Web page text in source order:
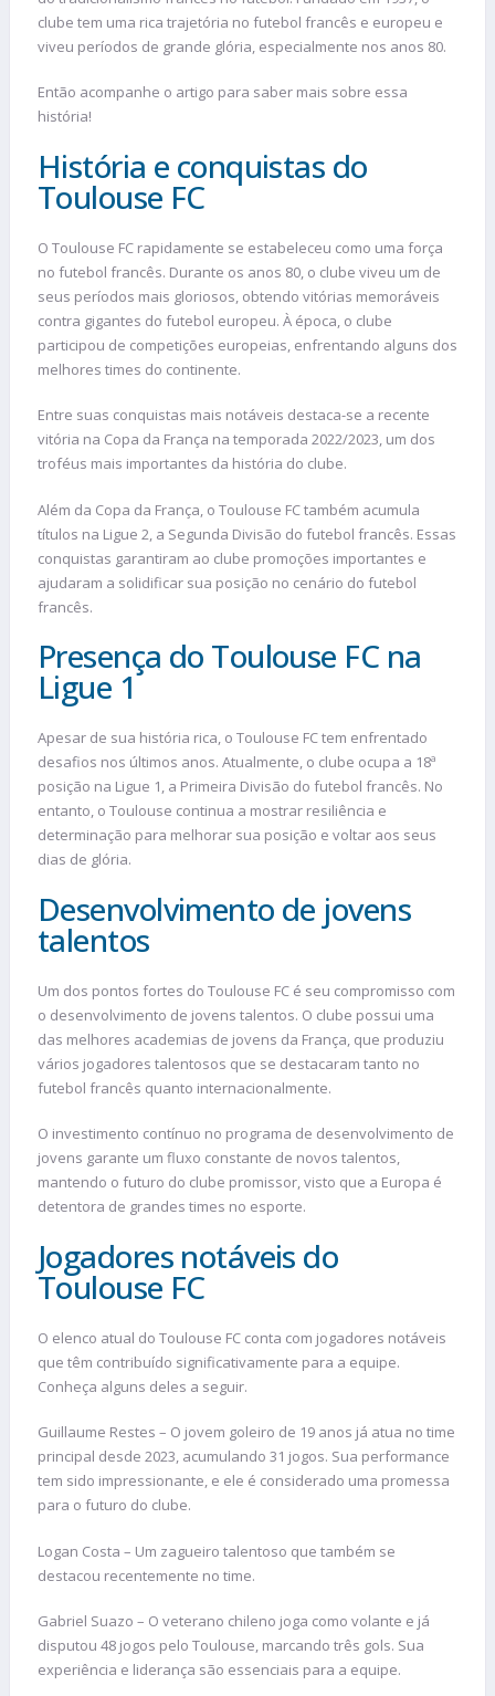
clube tem uma rica trajetória no futebol francês e europeu e
viveu períodos de grande glória, especialmente nos anos 80.
Então acompanhe o artigo para saber mais sobre essa
história!
História e conquistas do
Toulouse FC
O Toulouse FC rapidamente se estabeleceu como uma força
no futebol francês. Durante os anos 80, o clube viveu um de
seus períodos mais gloriosos, obtendo vitórias memoráveis
contra gigantes do futebol europeu. À época, o clube
participou de competições europeias, enfrentando alguns dos
melhores times do continente.
Entre suas conquistas mais notáveis destaca-se a recente
vitória na Copa da França na temporada 2022/2023, um dos
troféus mais importantes da história do clube.
Além da Copa da França, o Toulouse FC também acumula
títulos na Ligue 2, a Segunda Divisão do futebol francês. Essas
conquistas garantiram ao clube promoções importantes e
ajudaram a solidificar sua posição no cenário do futebol
francês.
Presença do Toulouse FC na
Ligue 1
Apesar de sua história rica, o Toulouse FC tem enfrentado
desafios nos últimos anos. Atualmente, o clube ocupa a 18ª
posição na Ligue 1, a Primeira Divisão do futebol francês. No
entanto, o Toulouse continua a mostrar resiliência e
determinação para melhorar sua posição e voltar aos seus
dias de glória.
Desenvolvimento de jovens
talentos
Um dos pontos fortes do Toulouse FC é seu compromisso com
o desenvolvimento de jovens talentos. O clube possui uma
das melhores academias de jovens da França, que produziu
vários jogadores talentosos que se destacaram tanto no
futebol francês quanto internacionalmente.
O investimento contínuo no programa de desenvolvimento de
jovens garante um fluxo constante de novos talentos,
mantendo o futuro do clube promissor, visto que a Europa é
detentora de grandes times no esporte.
Jogadores notáveis do
Toulouse FC
O elenco atual do Toulouse FC conta com jogadores notáveis
que têm contribuído significativamente para a equipe.
Conheça alguns deles a seguir.
Guillaume Restes – O jovem goleiro de 19 anos já atua no time
principal desde 2023, acumulando 31 jogos. Sua performance
tem sido impressionante, e ele é considerado uma promessa
para o futuro do clube.
Logan Costa – Um zagueiro talentoso que também se
destacou recentemente no time.
Gabriel Suazo – O veterano chileno joga como volante e já
disputou 48 jogos pelo Toulouse, marcando três gols. Sua
experiência e liderança são essenciais para a equipe.